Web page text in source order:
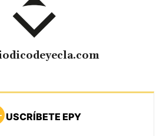
USCRÍBETE EPY